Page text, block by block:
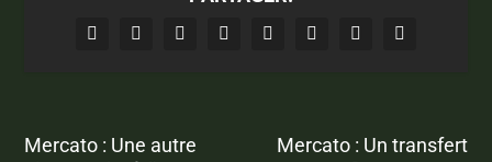
Mercato : Une autre
Mercato : Un transfert